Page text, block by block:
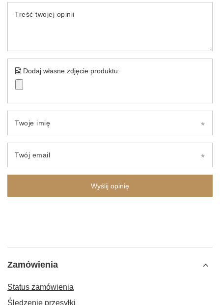
Treść twojej opinii
Dodaj własne zdjęcie produktu:
Twoje imię
Twój email
Wyślij opinię
Zamówienia
Status zamówienia
Śledzenie przesyłki